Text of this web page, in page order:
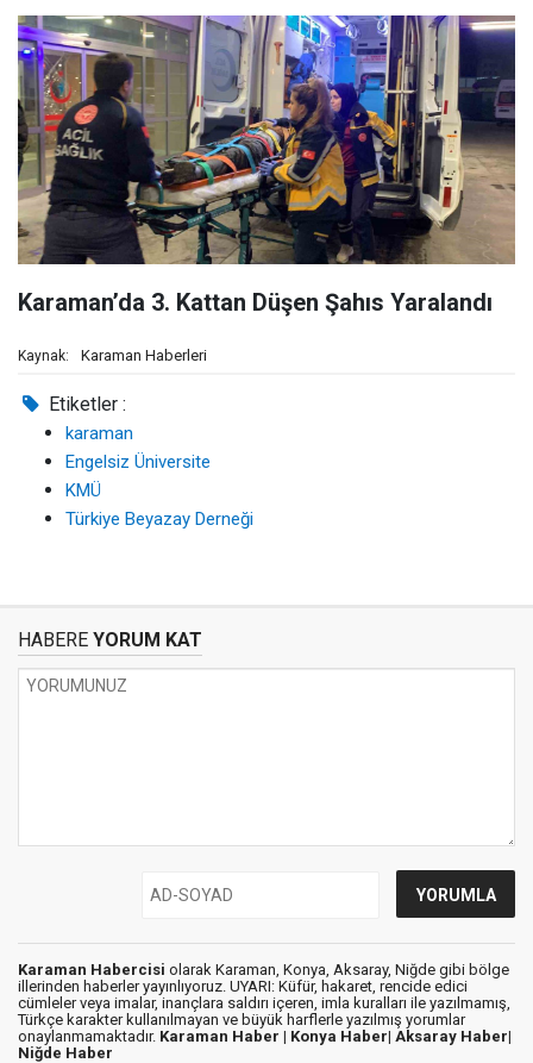
Karaman’da 3. Kattan Düşen Şahıs Yaralandı
Kaynak: Karaman Haberleri
Etiketler :
karaman
Engelsiz Üniversite
KMÜ
Türkiye Beyazay Derneği
HABERE YORUM KAT
Karaman Habercisi olarak Karaman, Konya, Aksaray, Niğde gibi bölge
illerinden haberler yayınlıyoruz. UYARI: Küfür, hakaret, rencide edici
cümleler veya imalar, inançlara saldırı içeren, imla kuralları ile yazılmamış,
Türkçe karakter kullanılmayan ve büyük harflerle yazılmış yorumlar
onaylanmamaktadır. Karaman Haber | Konya Haber| Aksaray Haber|
Niğde Haber